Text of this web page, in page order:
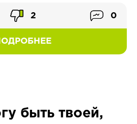
2 0
быть твоей,